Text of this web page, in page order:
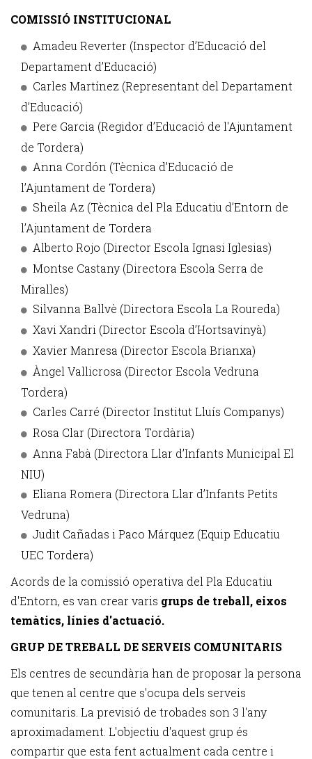
COMISSIÓ INSTITUCIONAL
Amadeu Reverter (Inspector d’Educació del
Departament d’Educació)
Carles Martínez (Representant del Departament
d’Educació)
Pere Garcia (Regidor d’Educació de l'Ajuntament
de Tordera)
Anna Cordón (Tècnica d’Educació de
l’Ajuntament de Tordera)
Sheila Az (Tècnica del Pla Educatiu d’Entorn de
l’Ajuntament de Tordera
Alberto Rojo (Director Escola Ignasi Iglesias)
Montse Castany (Directora Escola Serra de
Miralles)
Silvanna Ballvè (Directora Escola La Roureda)
Xavi Xandri (Director Escola d’Hortsavinyà)
Xavier Manresa (Director Escola Brianxa)
Àngel Vallicrosa (Director Escola Vedruna
Tordera)
Carles Carré (Director Institut Lluís Companys)
Rosa Clar (Directora Tordària)
Anna Fabà (Directora Llar d’Infants Municipal El
NIU)
Eliana Romera (Directora Llar d’Infants Petits
Vedruna)
Judit Cañadas i Paco Márquez (Equip Educatiu
UEC Tordera)
Acords de la comissió operativa del Pla Educatiu
d'Entorn, es van crear varis grups de treball, eixos
temàtics, línies d'actuació.
GRUP DE TREBALL DE SERVEIS COMUNITARIS
Els centres de secundària han de proposar la persona
que tenen al centre que s'ocupa dels serveis
comunitaris. La previsió de trobades son 3 l'any
aproximadament. L'objectiu d'aquest grup és
compartir que esta fent actualment cada centre i